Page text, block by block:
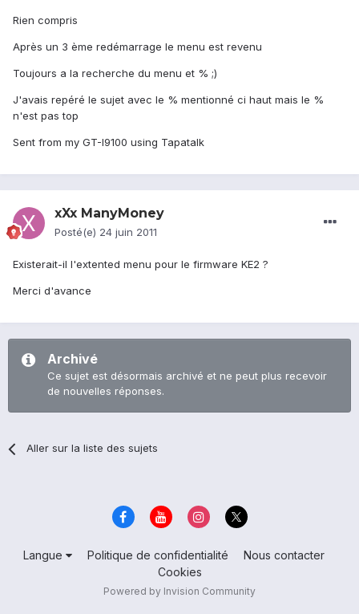
Rien compris
Après un 3 ème redémarrage le menu est revenu
Toujours a la recherche du menu et % ;)
J'avais repéré le sujet avec le % mentionné ci haut mais le %
n'est pas top
Sent from my GT-I9100 using Tapatalk
xXx ManyMoney
Posté(e) 24 juin 2011
Existerait-il l'extented menu pour le firmware KE2 ?
Merci d'avance
Archivé
Ce sujet est désormais archivé et ne peut plus recevoir
de nouvelles réponses.
Aller sur la liste des sujets
Langue Politique de confidentialité
Nous contacter
Cookies
Powered by Invision Community